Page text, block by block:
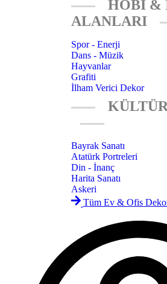
HOBİ &
ALANLARI
Spor - Enerji
Dans - Müzik
Hayvanlar
Grafiti
İlham Verici Dekor
Bayrak Sanatı
Atatürk Portreleri
Din - İnanç
Harita Sanatı
Askeri
Tüm Ev & Ofis